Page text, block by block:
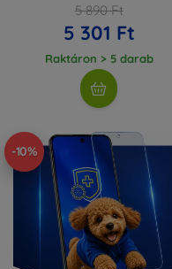
5 890 Ft
5 301 Ft
Raktáron > 5 darab
-10%